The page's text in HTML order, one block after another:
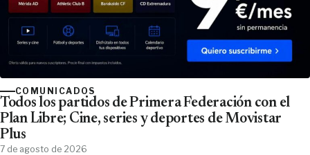
COMUNICADOS
Todos los partidos de Primera Federación con el
Plan Libre; Cine, series y deportes de Movistar
Plus
7 de agosto de 2026